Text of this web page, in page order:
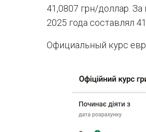
41,0807 грн/доллар.
2025 года составлял
Официальный курс